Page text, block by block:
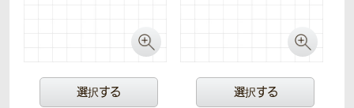
選択する 選択する